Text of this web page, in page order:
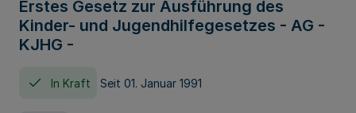
Erstes Gesetz zur Ausführung des
Kinder- und Jugendhilfegesetzes - AG -
KJHG -
In Kraft Seit 01. Januar 1991